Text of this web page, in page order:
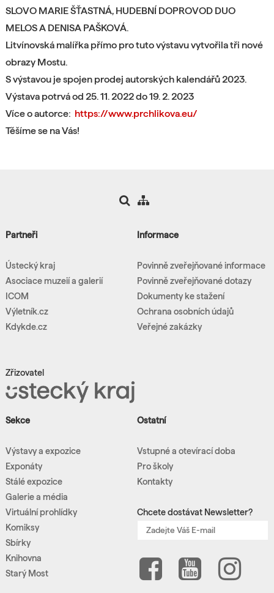
SLOVO MARIE ŠŤASTNÁ, HUDEBNÍ DOPROVOD DUO
MELOS A DENISA PAŠKOVÁ.
Litvínovská malířka přímo pro tuto výstavuvytvořila tři nové
obrazy Mostu.
S výstavou je spojen prodej autorských kalendářů 2023.
Výstava potrvá od 25. 11. 2022 do 19. 2. 2023
Více o autorce: https://www.prchlikova.eu/
Těšíme se na Vás!
Partneři
Ústecký kraj
Asociace muzeií a galerií
ICOM
Výletník.cz
Kdykde.cz
Zřizovatel
Informace
Povinně zveřejňované informace
Povinně zveřejňované dotazy
Dokumenty ke stažení
Ochrana osobních údajů
Veřejné zakázky
Sekce
Výstavy a expozice
Exponáty
Stálé expozice
Galerie a média
Virtuální prohlídky
Komiksy
Sbírky
Knihovna
Starý Most
Ostatní
Vstupné a otevírací doba
Pro školy
Kontakty
Chcete dostávat Newsletter?